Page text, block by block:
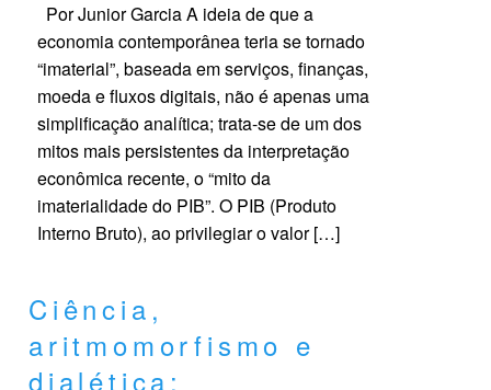
Por Junior Garcia A ideia de que a
economia contemporânea teria se tornado
“imaterial”, baseada em serviços, finanças,
moeda e fluxos digitais, não é apenas uma
simplificação analítica; trata-se de um dos
mitos mais persistentes da interpretação
econômica recente, o “mito da
imaterialidade do PIB”. O PIB (Produto
Interno Bruto), ao privilegiar o valor […]
Ciência,
aritmomorfismo e
dialética: